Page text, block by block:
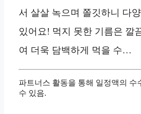
서 살살 녹으며 쫄깃하니 다
있어요! 먹지 못한 기름은 깔
여 더욱 담백하게 먹을 수…
파트너스 활동을 통해 일정액의 수
수 있음.